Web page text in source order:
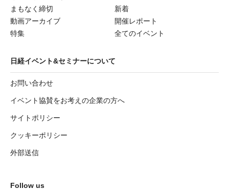
まもなく締切
新着
動画アーカイブ
開催レポート
特集
全てのイベント
日経イベント&セミナーについて
お問い合わせ
イベント協賛をお考えの企業の方へ
サイトポリシー
クッキーポリシー
外部送信
Follow us